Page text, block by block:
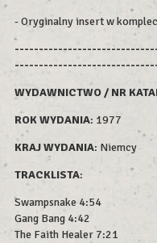
- Oryginalny insert w
WYDAWNICTWO / NR
ROK WYDANIA: 1977
KRAJ WYDANIA: Niemcy
TRACKLISTA:
Swampsnake 4:54
Gang Bang 4:42
The Faith Healer 7:21